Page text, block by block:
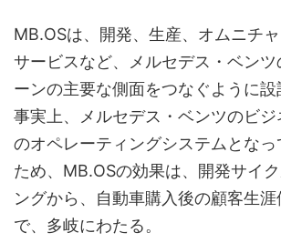
MB.OSは、開発、生産、オムニチャ
サービスなど、メルセデス・ベンツ
ーンの主要な側面をつなぐように設
事実上、メルセデス・ベンツのビ
のオペレーティングシステムとな
ため、MB.OSの効果は、開発サイ
ングから、自動車購入後の顧客生涯
で、多岐にわたる。